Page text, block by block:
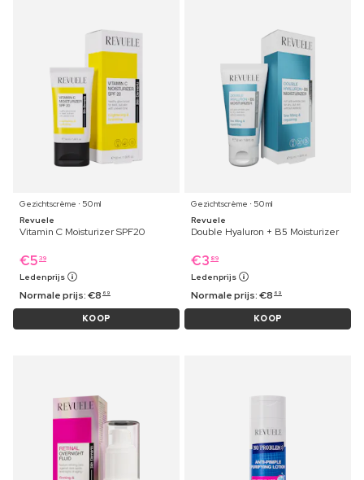
Gezichtscrème ⋅ 50 ml
Revuele
Vitamin C Moisturizer SPF20
€5 39
Ledenprijs
Normale prijs:€8 69
KOOP
Gezichtscrème ⋅ 50 ml
Revuele
Double Hyaluron + B5 Moisturizer
€3 89
Ledenprijs
Normale prijs:€8 69
KOOP